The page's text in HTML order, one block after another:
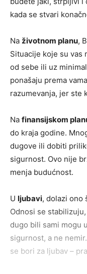
kada se stvari
Na životnom planu,
Situacije koje su vas
od sebe ili uz
ponašaju prema
razumevanja, jer ste
Na finansijskom
do kraja godine.
dugove ili dobiti
sigurnost. Ovo nije
menja budućnost.
U ljubavi, dolazi ono
Odnosi se
dugo bili sami mogu
sigurnost, a ne
se bori za ljubav –